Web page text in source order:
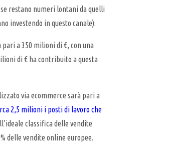
se restano numeri lontani da quelli
investendo in questo canale).
a 350 milioni di €, con una
di € ha contribuito a questa
via ecommerce sarà pari a
2,5 milioni i posti di lavoro che
classifica delle vendite
delle vendite online europee.